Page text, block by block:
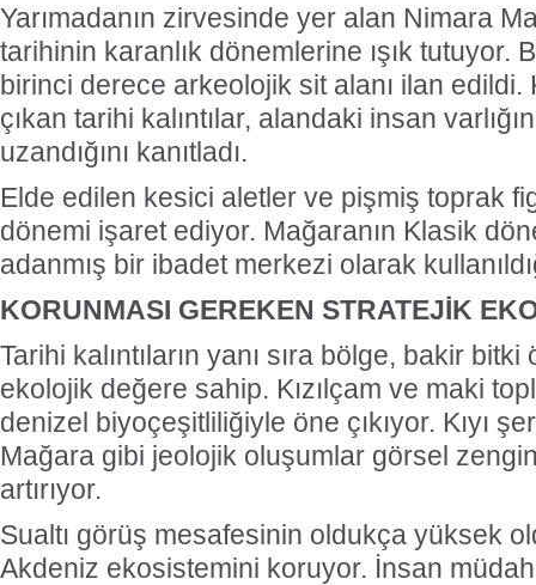
Yarımadanın zirvesinde yer alan Nimara
tarihinin karanlık dönemlerine ışık tutuyor.
birinci derece arkeolojik sit alanı ilan edildi.
çıkan tarihi kalıntılar, alandaki insan
uzandığını kanıtladı.
Elde edilen kesici aletler ve pişmiş toprak
dönemi işaret ediyor. Mağaranın Klasik
adanmış bir ibadet merkezi olarak
KORUNMASI GEREKEN STRATEJİK
Tarihi kalıntıların yanı sıra bölge, bakir
ekolojik değere sahip. Kızılçam ve maki
denizel biyoçeşitliliğiyle öne çıkıyor. Kıyı
Mağara gibi jeolojik oluşumlar görsel
artırıyor.
Sualtı görüş mesafesinin oldukça yüksek
Akdeniz ekosistemini koruyor. İnsan